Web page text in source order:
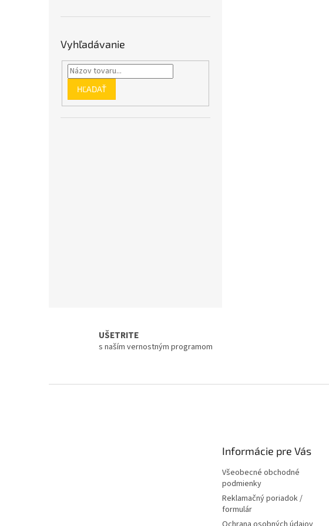
Vyhľadávanie
HĽADAŤ
UŠETRITE
s naším vernostným programom
Informácie pre Vás
Všeobecné obchodné
podmienky
Reklamačný poriadok /
formulár